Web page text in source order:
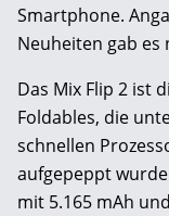
Smartphone.
Neuheiten gab es
Das Mix Flip 2 ist
Foldables, die
schnellen
aufgepeppt
mit 5.165 mAh